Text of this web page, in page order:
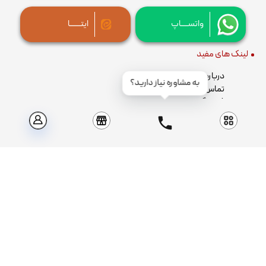
واتســــاپ ایتــــــا
لینک های مفید
درباره ما
تماس با ما
فروشگاه
ثبت نام / ورود
به مشاوره نیاز دارید؟